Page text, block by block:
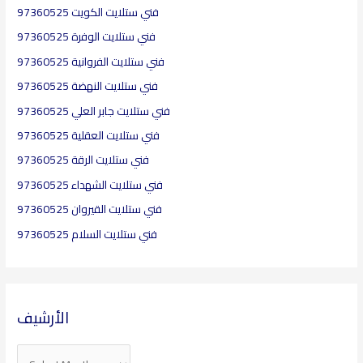
f
o
r
:
فني ستلايت الكويت 97360525
فني ستلايت الوفرة 97360525
فني ستلايت الفروانية 97360525
فني ستلايت النهضة 97360525
فني ستلايت جابر العلي 97360525
فني ستلايت العقلية​ 97360525
فني ستلايت الرقة 97360525
فني ستلايت الشهداء 97360525
فني ستلايت القيروان 97360525
فني ستلايت السلام 97360525
الأرشيف